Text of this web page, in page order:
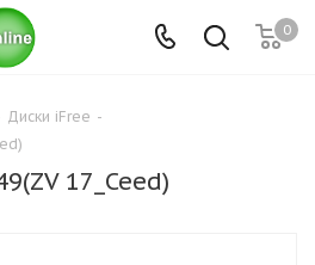
0
Диски iFree -
17_Ceed)